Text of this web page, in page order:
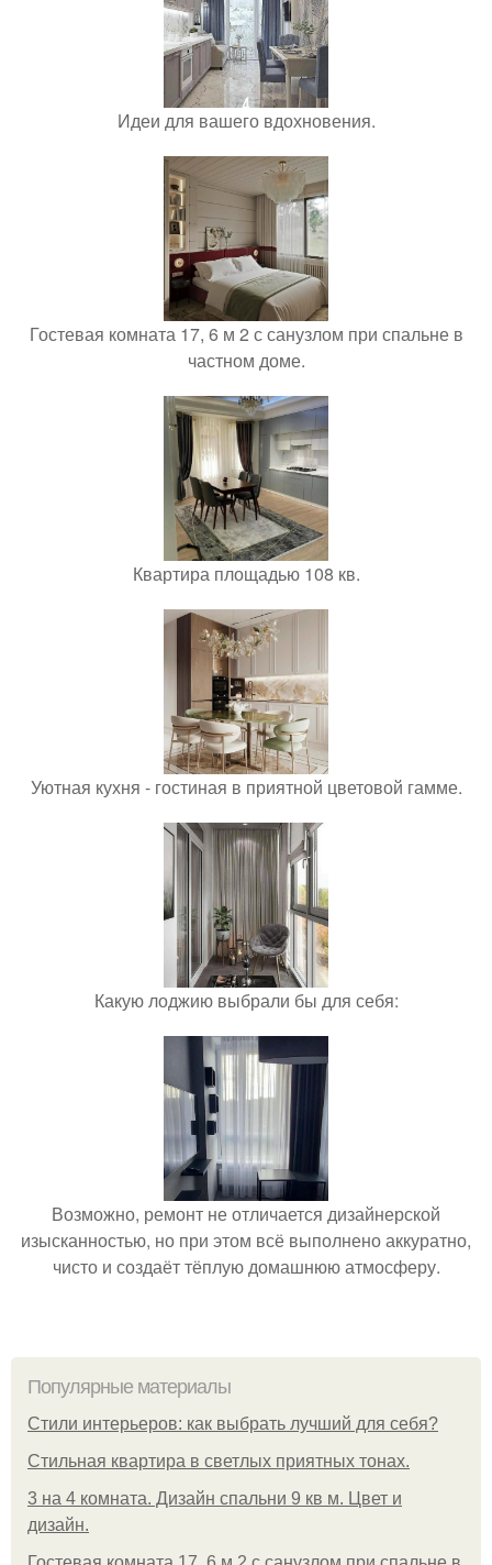
Идеи для вашего вдохновения.
Гостевая комната 17, 6 м 2 с санузлом при спальне в
частном доме.
Квартира площадью 108 кв.
Уютная кухня - гостиная в приятной цветовой гамме.
Какую лоджию выбрали бы для себя:
Возможно, ремонт не отличается дизайнерской
изысканностью, но при этом всё выполнено аккуратно,
чисто и создаёт тёплую домашнюю атмосферу.
Популярные материалы
Стили интерьеров: как выбрать лучший для себя?
Стильная квартира в светлых приятных тонах.
3 на 4 комната. Дизайн спальни 9 кв м. Цвет и
дизайн.